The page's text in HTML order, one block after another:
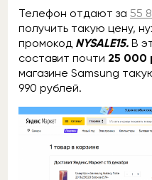
Телефон отдают за 55
получить такую цену,
промокод NYSALE15. В
составит почти 25 000
магазине Samsung
990 рублей.